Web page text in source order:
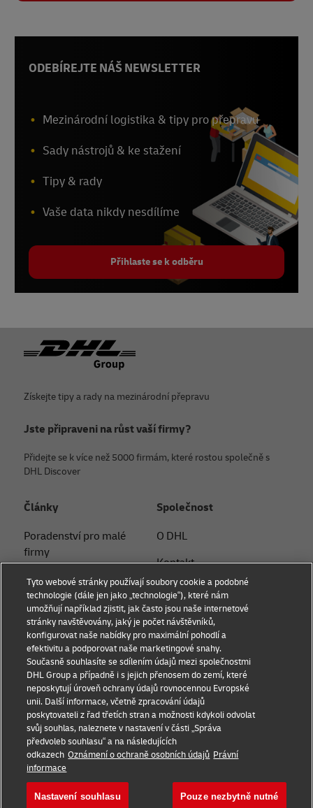
ODEBÍREJTE NÁŠ NEWSLETTER
Mezinárodní logistika & tipy pro přepravu
Sady nástrojů & ke stažení
Tipy & rady
Vaše data nikdy nesdílíme
Přihlaste se k odběru
Zápatí
Získejte tipy a rady na mezinárodní přepravu
Jste připraveni na růst vaší firmy?
Přidejte se k více než 5000 firmám, které rostou společně s
DHL Discover
Články
Poradenství pro malé
firmy
Poradenství v oblasti
elektronického
obchodování
B2B poradenství
Logistické poradenství
Novinky a postřehy
Přeprava s DHL
Společnost
O DHL
Kontakt
Tiskové oddělení
Udržitelnost
Právní informace
Podmínky užití
Ochrana soukromí
Nastavení souborů cookie
Sociální sítě
Tyto webové stránky používají soubory cookie a podobné
technologie (dále jen jako „technologie“), které nám
umožňují například zjistit, jak často jsou naše internetové
stránky navštěvovány, jaký je počet návštěvníků,
konfigurovat naše nabídky pro maximální pohodlí a
efektivitu a podporovat naše marketingové snahy.
Současně souhlasíte se sdílením údajů mezi společnostmi
DHL Group a případně i s jejich přenosem do zemí, které
neposkytují úroveň ochrany údajů rovnocennou Evropské
unii. Další informace, včetně zpracování údajů
poskytovateli z řad třetích stran a možnosti kdykoli odvolat
svůj souhlas, naleznete v nastavení v části „Správa
předvoleb souhlasu“ a na následujících
odkazech Oznámení o ochraně osobních údajů Právní
informace
Nastavení souhlasu Pouze nezbytně nutné